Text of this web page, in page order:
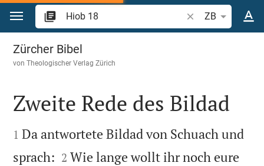
Zum Inhalt springen
Bibelstelle oder
ZB
Hiob 18
Zürcher Bibel
vonTheologischer Verlag Zürich

Zweite Rede des Bildad

1 Da antwortete Bildad von Schuach und
sprach: 

2 Wie lange wollt ihr noch eure